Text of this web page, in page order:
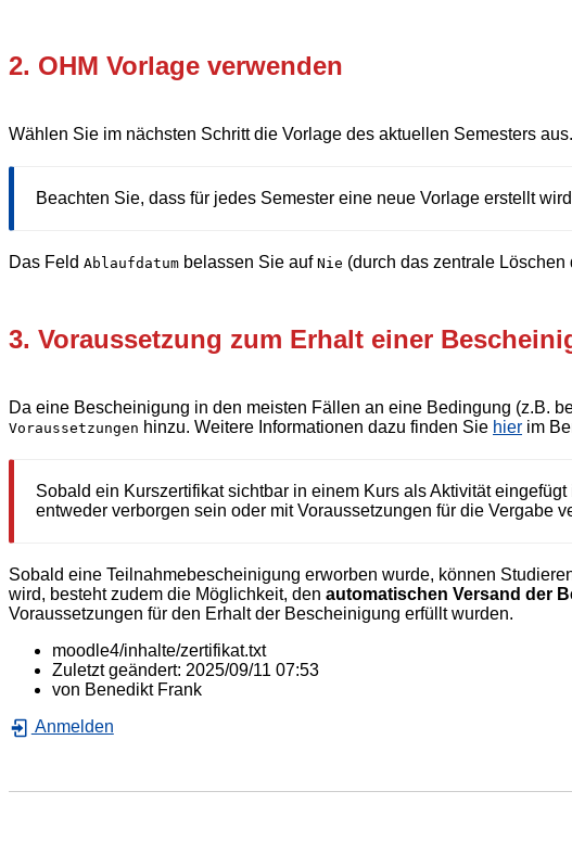
2. OHM Vorlage verwenden
Wählen Sie im nächsten Schritt die Vorlage des aktuellen Semesters aus.
Beachten Sie, dass für jedes Semester eine neue Vorlage erstellt
Das Feld Ablaufdatum belassen Sie auf Nie (durch das zentrale
3. Voraussetzung zum Erhalt einer
Da eine Bescheinigung in den meisten Fällen an eine Bedingung (z.B.
Voraussetzungen hinzu. Weitere Informationen dazu finden Sie hier im
Sobald ein Kurszertifikat sichtbar in einem Kurs als Aktivität
entweder verborgen sein oder mit Voraussetzungen für die Vergabe
Sobald eine Teilnahmebescheinigung erworben wurde, können
wird, besteht zudem die Möglichkeit, den automatischen Versand der
Voraussetzungen für den Erhalt der Bescheinigung erfüllt wurden.
moodle4/inhalte/zertifikat.txt
Zuletzt geändert: 2025/09/11 07:53
von Benedikt Frank
Anmelden